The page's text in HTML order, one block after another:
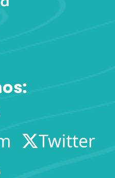
Twitter